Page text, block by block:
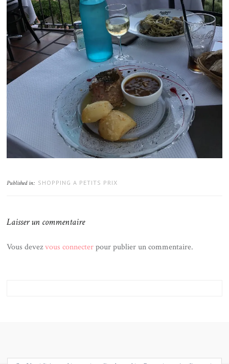
Published in: SHOPPING A PETITS PRIX
Laisser un commentaire
Vous devezvous connecterpour publier un commentaire.